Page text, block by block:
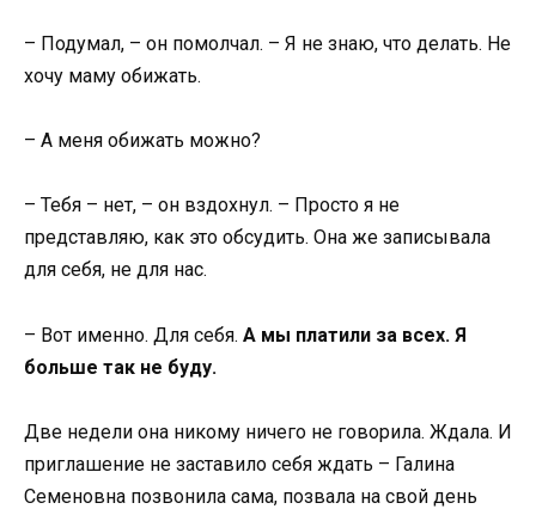
– Подумал, – он помолчал. – Я не знаю, что делать. Не
хочу маму обижать.
– А меня обижать можно?
– Тебя – нет, – он вздохнул. – Просто я не
представляю, как это обсудить. Она же записывала
для себя, не для нас.
– Вот именно. Для себя. А мы платили за всех. Я
больше так не буду.
Две недели она никому ничего не говорила. Ждала. И
приглашение не заставило себя ждать – Галина
Семеновна позвонила сама, позвала на свой день